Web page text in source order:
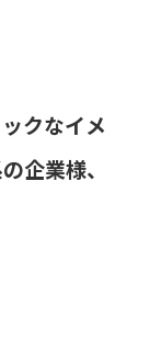
クなイメ
企業様、